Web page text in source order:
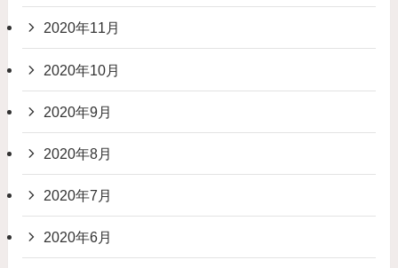
2020年11月
2020年10月
2020年9月
2020年8月
2020年7月
2020年6月